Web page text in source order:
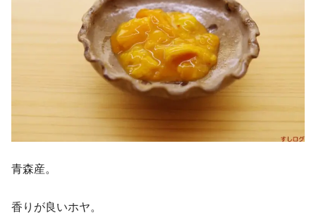
青森産。
香りが良いホヤ。